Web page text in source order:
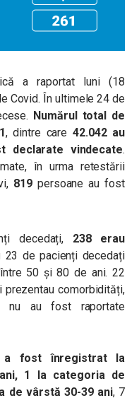
a raportat luni (18
Covid. În ultimele 24 de
Numărul total de
, dintre care 42.042 au
declarate vindecate.
în urma retestării
819persoane au fost
decedați, 238 erau
23 de pacienți decedați
50 și 80 de ani. 22
prezentau comorbidități,
nu au fost raportate
a fost înregistrat la
1 la categoria de
de vârstă 30-39 ani, 7